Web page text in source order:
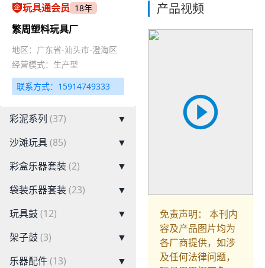
玩具通会员 18年
繁周塑料玩具厂
地区：广东省-汕头市-澄海区
经营模式：生产型
联系方式：15914749333
彩泥系列 (37)
▼
沙滩玩具(85)
▼
彩盒乐器套装(2)
▼
袋装乐器套装(23)
▼
玩具鼓(12)
▼
架子鼓(3)
▼
乐器配件(13)
▼
产品视频
免责声明： 本刊内
容及产品图片均为
各厂商提供，如涉
及任何法律问题，